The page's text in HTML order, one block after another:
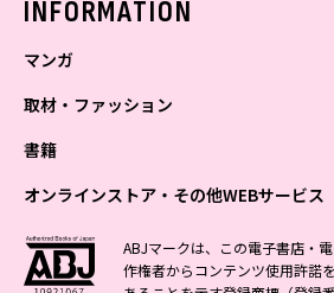
INFORMATION
マンガ
少年マンガ
Vジャンプ
最強ジャンプ
少年ジャンプ+
青年マンガ
ZEBRACK
少女マンガ
ZEBRACK
女性マンガ
ジャンプTOON
取材・ファッション
ファッション・美容
BAILA
芸能・情報・スポーツ
週プレNEWS
書籍
文芸・文庫・総合
小説すばる
学芸・ノンフィクション・新書
1日5分で、明日は変わる よみタイ
ライトノベル・ノベライズ
オンラインストア・その他WEBサービス
オンラインストア
OTO
その他WEBサービス
ABJマークは、この電子書店・
作権者からコンテンツ使用許諾